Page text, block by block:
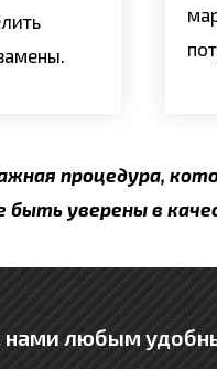
процедура,
уверены в
нами любым